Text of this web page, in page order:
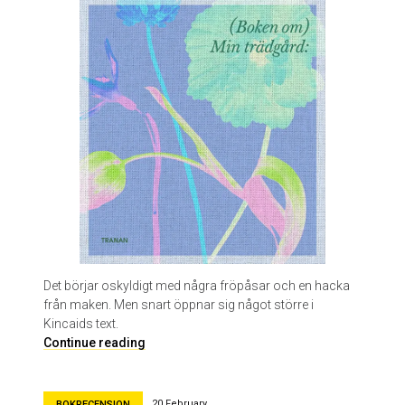
M
a
r
g
u
e
r
i
t
e
Y
o
u
r
e
n
r
Det börjar oskyldigt med några fröpåsar och en hacka
från maken. Men snart öppnar sig något större i
Kincaids text.
Continue reading